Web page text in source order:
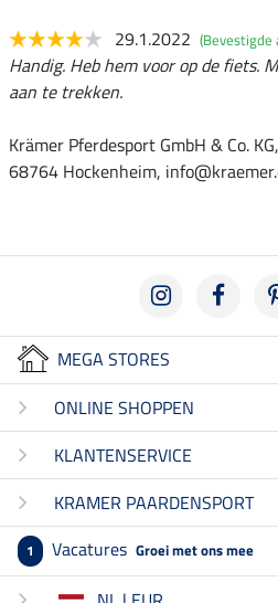
29.1.2022 (Bevestigde
Handig. Heb hem voor op de fiets.
aan te trekken.
Krämer Pferdesport GmbH & Co.
68764 Hockenheim,
MEGA STORES
ONLINE SHOPPEN
KLANTENSERVICE
KRAMER PAARDENSPORT
1 Vacatures Groei met ons mee